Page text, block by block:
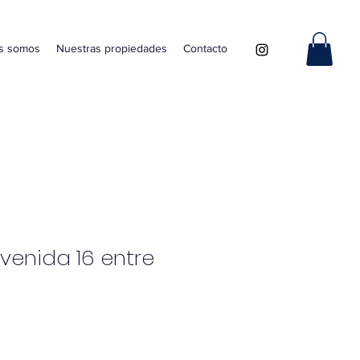
somos Nuestras propiedades Contacto
16 entre